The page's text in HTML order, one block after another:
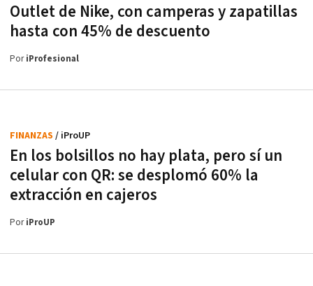
Outlet de Nike, con camperas y zapatillas
hasta con 45% de descuento
PoriProfesional
En los bolsillos no hay plata, pero sí un
celular con QR: se desplomó 60% la
extracción en cajeros
FINANZAS / iProUP
PoriProUP